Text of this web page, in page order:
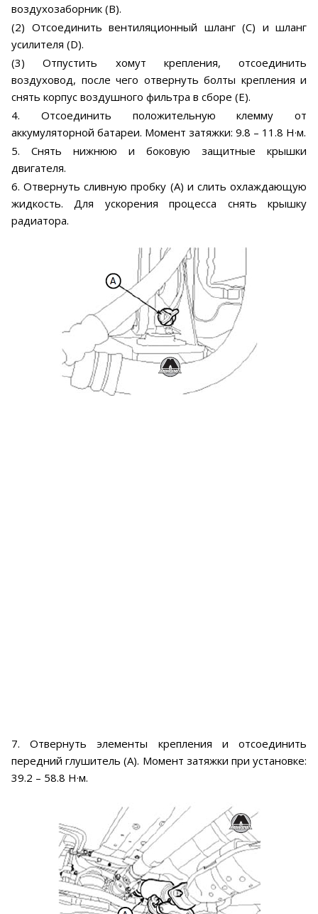
воздухозаборник (В).
(2) Отсоединить вентиляционный шланг (С) и шланг
усилителя (D).
(3) Отпустить хомут крепления, отсоединить
воздуховод, после чего отвернуть болты крепления и
снять корпус воздушного фильтра в сборе (Е).
4. Отсоединить положительную клемму от
аккумуляторной батареи. Момент затяжки: 9.8 – 11.8 Н·м.
5. Снять нижнюю и боковую защитные крышки
двигателя.
6. Отвернуть сливную пробку (А) и слить охлаждающую
жидкость. Для ускорения процесса снять крышку
радиатора.
7. Отвернуть элементы крепления и отсоединить
передний глушитель (А). Момент затяжки при установке:
39.2 – 58.8 Н·м.